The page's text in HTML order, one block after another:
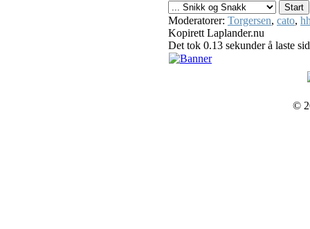
Moderatorer: Torgersen, cato,
Kopirett Laplander.nu
Det tok 0.13 sekunder å laste
©